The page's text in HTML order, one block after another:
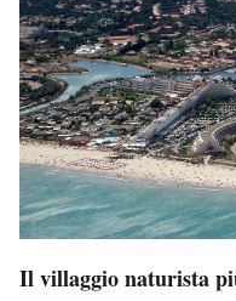
Il villaggio naturista